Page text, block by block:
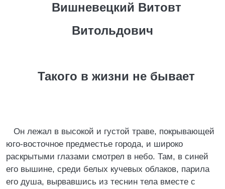
Вишневецкий Витовт
Витольдович
Такого в жизни не бывает
Он лежал в высокой и густой траве, покрывающей
юго-восточное предместье города, и широко
раскрытыми глазами смотрел в небо. Там, в синей
его вышине, среди белых кучевых облаков, парила
его душа, вырвавшись из теснин тела вместе с